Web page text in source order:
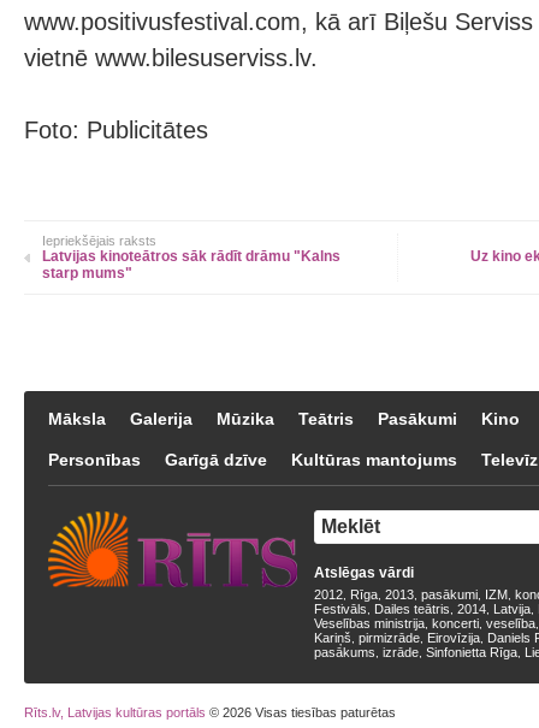
www.positivusfestival.com, kā arī Biļešu
vietnē www.bilesuserviss.lv.
Foto: Publicitātes
Iepriekšējais raksts
Latvijas kinoteātros sāk rādīt drāmu "Kalns
starp mums"
Uz kino
Māksla Galerija Mūzika Teātris Pasākumi Kino
Personības Garīgā dzīve Kultūras mantojums
Atslēgas vārdi
2012 Rīga 2013 pasākumi IZM
Festivāls
Dailes teātris 2014 Latvija
Veselības ministrija koncerti veselība
Kariņš pirmizrāde Eirovīzija Daniels
pasākums izrāde Sinfonietta Rīga
Rīts.lv, Latvijas kultūras portāls © 2026 Visas tiesības paturētas